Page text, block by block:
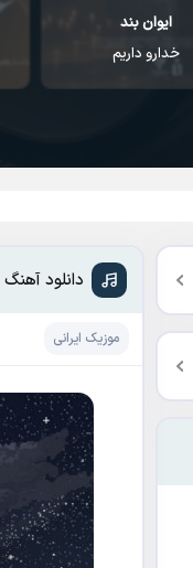
ایوان بند
خدارو داریم
دانلود
موزیک ایرانی